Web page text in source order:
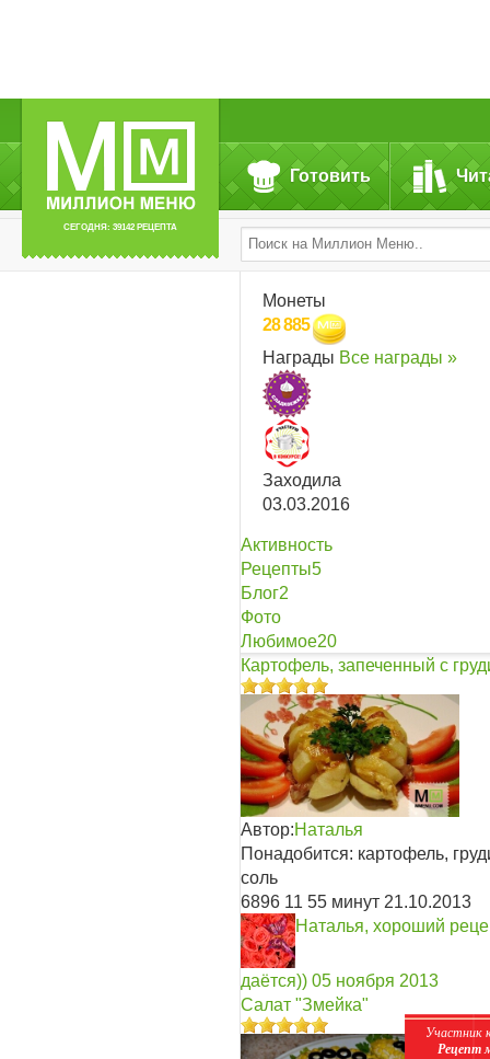
СЕГОДНЯ: 39142 РЕЦЕПТА
Готовить
Монеты
28 885
Награды Все награды »
Заходила
03.03.2016
Активность
Рецепты5
Блог2
Фото
Любимое20
Картофель, запеченный с
Автор:Наталья
Понадобится: картофель,
соль
6896 11 55 минут 21.10.2013
Наталья, хороший
даётся)) 05 ноября 2013
Участник
Рецепт
Салат "Змейка"